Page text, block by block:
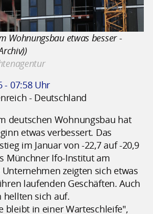
Wohnungsbau etwas besser -
- 07:58 Uhr
- Deutschland
deutschen Wohnungsbau hat
etwas verbessert. Das
im Januar von -22,7 auf -20,9
Münchner Ifo-Institut am
zeigten sich etwas
laufenden Geschäften. Auch
hellten sich auf.
bleibt in einer Warteschleife",